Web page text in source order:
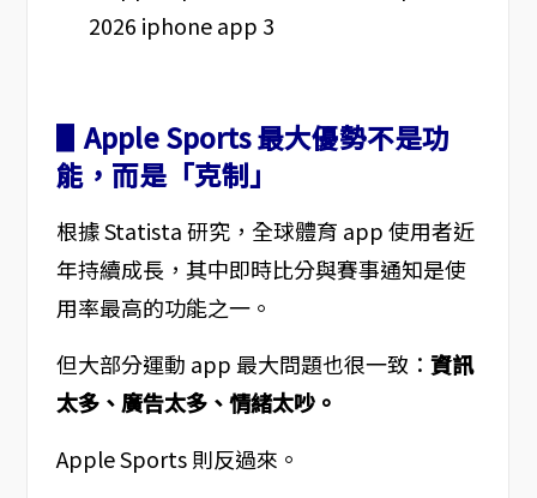
▋Apple Sports 最大優勢不是功
能，而是「克制」
根據 Statista 研究，全球體育 app 使用者近
年持續成長，其中即時比分與賽事通知是使
用率最高的功能之一。
但大部分運動 app 最大問題也很一致： 資訊
太多、廣告太多、情緒太吵。
Apple Sports 則反過來。